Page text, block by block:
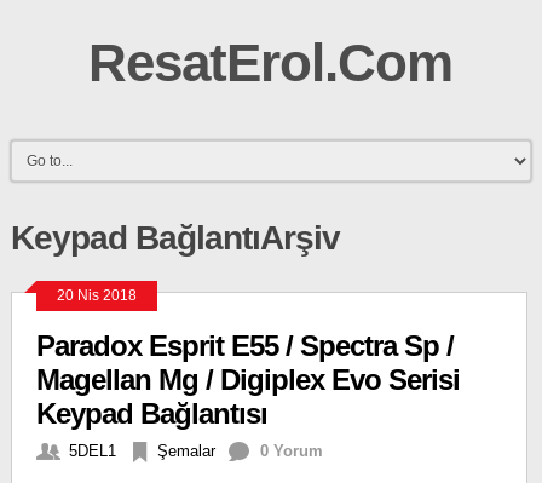
ResatErol.Com
Keypad BağlantıArşiv
20 Nis 2018
Paradox Esprit E55 / Spectra Sp /
Magellan Mg / Digiplex Evo Serisi
Keypad Bağlantısı
5DEL1 Şemalar 0 Yorum